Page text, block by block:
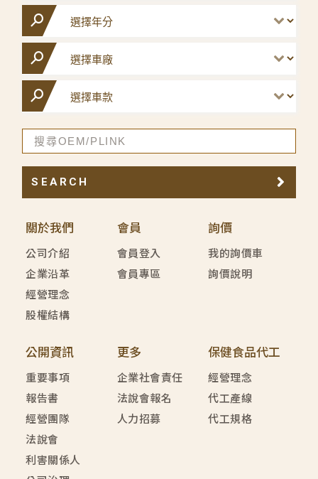
關於我們
公司介紹
企業沿革
經營理念
股權結構
會員
會員登入
會員專區
詢價
我的詢價車
詢價說明
公開資訊
重要事項
報告書
經營團隊
法說會
利害關係人
更多
企業社會責任
法說會報名
人力招募
保健食品代工
經營理念
代工產線
代工規格
SEARCH